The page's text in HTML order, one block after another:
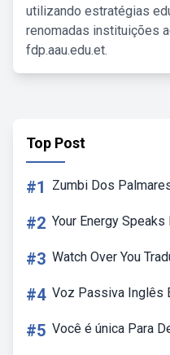
utilizando estratégias
renomadas instituições
fdp.aau.edu.et.
Top Post
#1 Zumbi Dos
#2 Your Energy Speaks
#3 Watch Over You
#4 Voz Passiva Inglês
#5 Você é única Para